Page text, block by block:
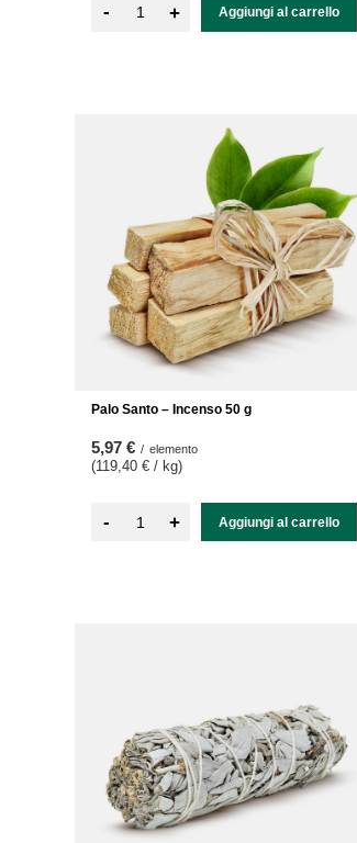
- + Aggiungi al carrello
Palo Santo – Incenso 50 g
5,97 € / elemento
(119,40 € / kg)
- + Aggiungi al carrello